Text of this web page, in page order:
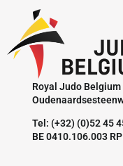
Royal Judo Belgium
Tel: (+32) (0)52 45
BE 0410.106.003